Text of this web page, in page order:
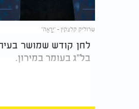
שרוליק קלצקין - "יֵרָאֶה"
לחן קודש שמושר
בל"ג בעומר במירון.
השיר הולחן ע"י